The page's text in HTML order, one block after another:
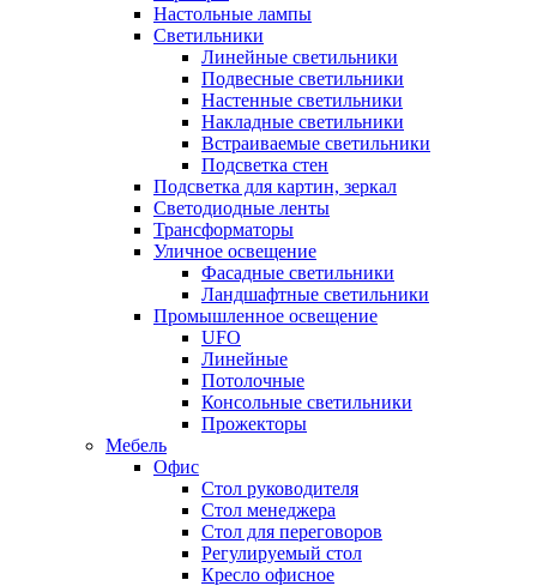
Настольные лампы
Светильники
Линейные светильники
Подвесные светильники
Настенные светильники
Накладные светильники
Встраиваемые светильники
Подсветка стен
Подсветка для картин, зеркал
Светодиодные ленты
Трансформаторы
Уличное освещение
Фасадные светильники
Ландшафтные светильники
Промышленное освещение
UFO
Линейные
Потолочные
Консольные светильники
Прожекторы
Мебель
Офис
Стол руководителя
Стол менеджера
Стол для переговоров
Регулируемый стол
Кресло офисное